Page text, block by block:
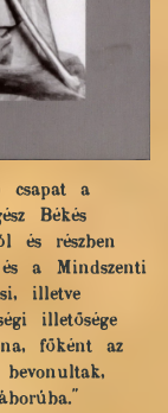
csapat a
Békés
és részben
a Mindszenti
illetve
illetősége
főként az